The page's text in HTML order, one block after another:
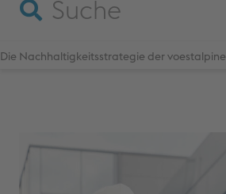
Die Nachhaltigkeitsstrategie der voestalpine